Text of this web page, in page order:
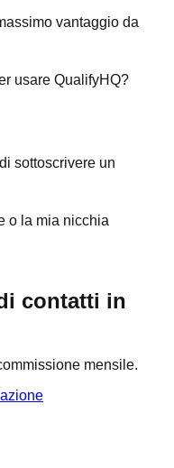
vantaggio da
usare QualifyHQ?
sottoscrivere un
o la mia nicchia
contatti in
mensile.